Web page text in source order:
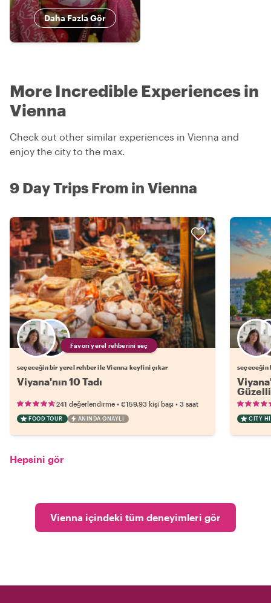
Daha Fazla Gör
More Incredible Experiences in
Vienna
Check out other similar experiences in Vienna and
enjoy the city to the max.
9 Day Trips From in Vienna
Favori yerel rehberini seç
seçeceğin bir yerel rehber ile Vienna keyfini çıkar
Viyana'nın 10 Tadı
241 değerlendirme • €159.93 kişi başı • 3 saat
FOOD TOUR ANINDA ONAYLI
seçeceğin
CITY
Hepsini gör
Vienna içindeki tüm deneyimleri gör